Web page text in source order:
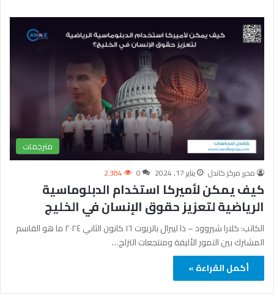
مترجمات
محرر مركز كاندل يناير 17, 2024 0 2٬384
كيف يمكن لأميركا استخدام الدبلوماسية
الرياضية لتعزيز حقوق الإنسان في الخليج
الكاتب: كلارا شيروود – ذا ليبرال باتريوت ١٦ كانون الثاني ٢٠٢٤ ما هو القاسم
المشترك بين النمور الأليفة ومنتجعات التزلج…
أكمل القراءة »